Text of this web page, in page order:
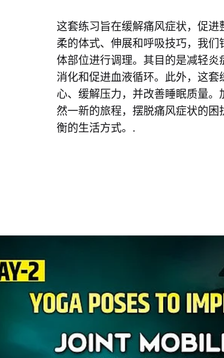
这套练习旨在缓解痛风症状，促进
柔的体式、伸展和呼吸技巧，我们
体部位进行调理。其目的是减轻炎
消化和促进血液循环。此外，这套
心、缓解压力，并改善睡眠质量。
然一新的旅程，摆脱痛风症状的困
衡的生活方式。.